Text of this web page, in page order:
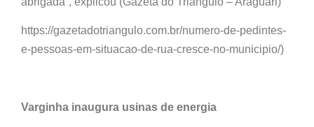
https://gazetadotriangulo.com.br/numero-de-pedintes-
e-pessoas-em-situacao-de-rua-cresce-no-municipio/)
Varginha inaugura usinas de energia